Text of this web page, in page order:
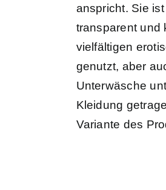
anspricht. Sie
transparent und
vielfältigen
genutzt, aber
Unterwäsche
Kleidung
Variante des